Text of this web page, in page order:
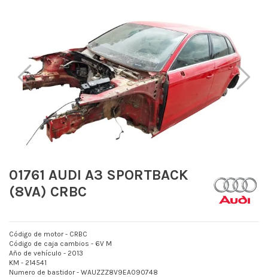
01761 AUDI A3 SPORTBACK
(8VA) CRBC
Código de motor - CRBC
Código de caja cambios - 6V M
Año de vehículo - 2013
KM - 214541
Numero de bastidor - WAUZZZ8V9EA090748